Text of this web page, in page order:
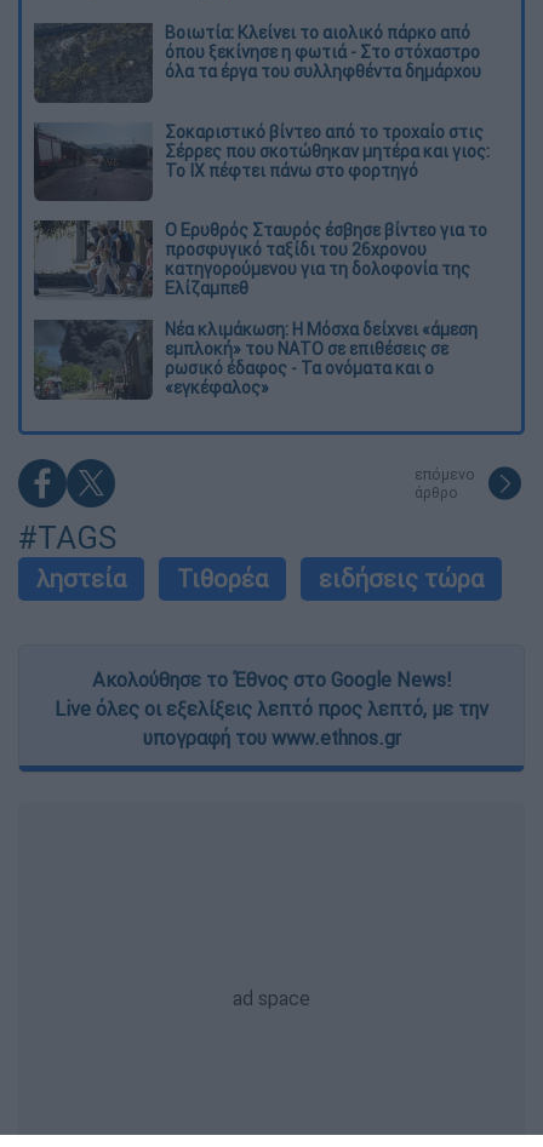
Βοιωτία: Κλείνει το αιολικό πάρκο από
όπου ξεκίνησε η φωτιά - Στο στόχαστρο
όλα τα έργα του συλληφθέντα δημάρχου
Σοκαριστικό βίντεο από το τροχαίο στις
Σέρρες που σκοτώθηκαν μητέρα και γιος:
Το ΙΧ πέφτει πάνω στο φορτηγό
Ο Ερυθρός Σταυρός έσβησε βίντεο για το
προσφυγικό ταξίδι του 26χρονου
κατηγορούμενου για τη δολοφονία της
Ελίζαμπεθ
Νέα κλιμάκωση: Η Μόσχα δείχνει «άμεση
εμπλοκή» του ΝΑΤΟ σε επιθέσεις σε
ρωσικό έδαφος - Τα ονόματα και ο
«εγκέφαλος»
επόμενο
άρθρο
#TAGS
ληστεία Τιθορέα ειδήσεις τώρα
Ακολούθησε το Έθνος στο Google News!
Live όλες οι εξελίξεις λεπτό προς λεπτό, με την
υπογραφή του www.ethnos.gr